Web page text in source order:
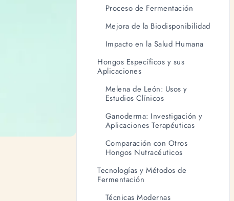
Proceso de Fermentación
Mejora de la Biodisponibilidad
Impacto en la Salud Humana
Hongos Específicos y sus
Aplicaciones
Melena de León: Usos y
Estudios Clínicos
Ganoderma: Investigación y
Aplicaciones Terapéuticas
Comparación con Otros
Hongos Nutracéuticos
Tecnologías y Métodos de
Fermentación
Técnicas Modernas